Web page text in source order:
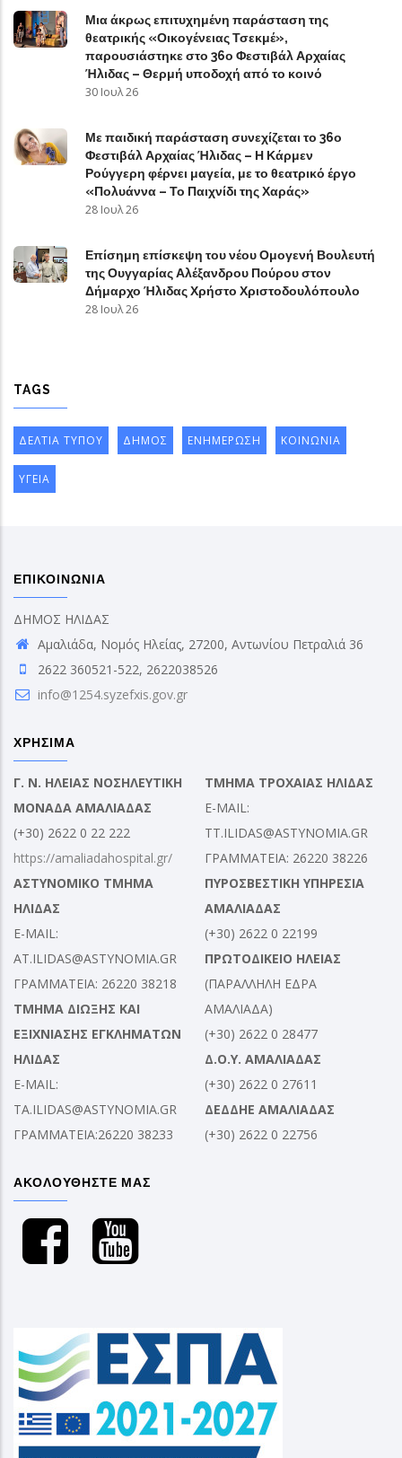
Μια άκρως επιτυχημένη παράσταση της
θεατρικής «Οικογένειας Τσεκμέ»,
παρουσιάστηκε στο 36ο Φεστιβάλ Αρχαίας
Ήλιδας – Θερμή υποδοχή από το κοινό
30 Ιουλ 26
Με παιδική παράσταση συνεχίζεται το 36ο
Φεστιβάλ Αρχαίας Ήλιδας – Η Κάρμεν
Ρούγγερη φέρνει μαγεία, με το θεατρικό έργο
«Πολυάννα – Το Παιχνίδι της Χαράς»
28 Ιουλ 26
Επίσημη επίσκεψη του νέου Ομογενή Βουλευτή
της Ουγγαρίας Αλέξανδρου Πούρου στον
Δήμαρχο Ήλιδας Χρήστο Χριστοδουλόπουλο
28 Ιουλ 26
TAGS
ΔΕΛΤΙΑ ΤΥΠΟΥ ΔΗΜΟΣ ΕΝΗΜΕΡΩΣΗ ΚΟΙΝΩΝΙΑ
ΥΓΕΙΑ
ΕΠΙΚΟΙΝΩΝΙΑ
ΔΗΜΟΣ ΗΛΙΔΑΣ
Αμαλιάδα, Νομός Ηλείας, 27200, Αντωνίου Πετραλιά 36
2622 360521-522, 2622038526
info@1254.syzefxis.gov.gr
ΧΡΗΣΙΜΑ
Γ. Ν. ΗΛΕΙΑΣ ΝΟΣΗΛΕΥΤΙΚΗ
ΜΟΝΑΔΑ ΑΜΑΛΙΑΔΑΣ
(+30) 2622 0 22 222
https://amaliadahospital.gr/
ΑΣΤΥΝΟΜΙΚΟ ΤΜΗΜΑ
ΗΛΙΔΑΣ
E-MAIL:
AT.ILIDAS@ASTYNOMIA.GR
ΓΡΑΜΜΑΤΕΙΑ: 26220 38218
ΤΜΗΜΑ ΔΙΩΞΗΣ ΚΑΙ
ΕΞΙΧΝΙΑΣΗΣ ΕΓΚΛΗΜΑΤΩΝ
ΗΛΙΔΑΣ
E-MAIL:
TA.ILIDAS@ASTYNOMIA.GR
ΓΡΑΜΜΑΤΕΙΑ:26220 38233
ΤΜΗΜΑ ΤΡΟΧΑΙΑΣ ΗΛΙΔΑΣ
E-MAIL:
TT.ILIDAS@ASTYNOMIA.GR
ΓΡΑΜΜΑΤΕΙΑ: 26220 38226
ΠΥΡΟΣΒΕΣΤΙΚΗ ΥΠΗΡΕΣΙΑ
ΑΜΑΛΙΑΔΑΣ
(+30) 2622 0 22199
ΠΡΩΤΟΔΙΚΕΙΟ ΗΛΕΙΑΣ
(ΠΑΡΑΛΛΗΛΗ ΕΔΡΑ
ΑΜΑΛΙΑΔΑ)
(+30) 2622 0 28477
Δ.Ο.Υ. ΑΜΑΛΙΑΔΑΣ
(+30) 2622 0 27611
ΔΕΔΔΗΕ ΑΜΑΛΙΑΔΑΣ
(+30) 2622 0 22756
ΑΚΟΛΟΥΘΗΣΤΕ ΜΑΣ